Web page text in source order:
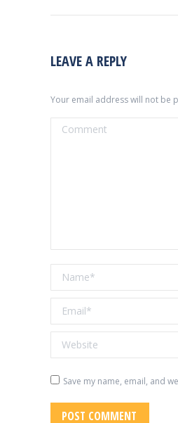
LEAVE A REPLY
Your email address will not be
Comment
Name *
Email *
Website
Save my name, email, and
POST COMMENT